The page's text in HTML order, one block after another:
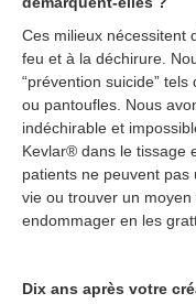
Ces milieux nécessitent
feu et à la déchirure.
“prévention suicide”
ou pantoufles. Nous
indéchirable et
Kevlar® dans le tissage
patients ne peuvent
vie ou trouver un
endommager en les
Dix ans après votre